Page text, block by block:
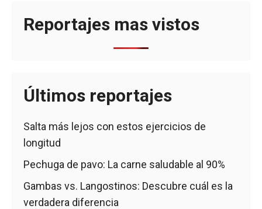
Reportajes mas vistos
Últimos reportajes
Salta más lejos con estos ejercicios de
longitud
Pechuga de pavo: La carne saludable al 90%
Gambas vs. Langostinos: Descubre cuál es la
verdadera diferencia